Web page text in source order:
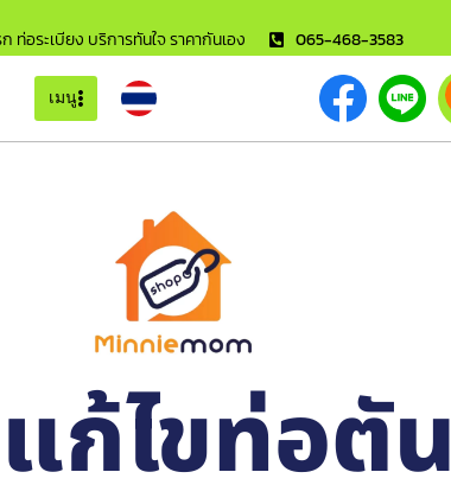
ท่อระเบียง บริการทันใจ ราคากันเอง 065-468-3583
เมนู
ก้ไขท่อตัน